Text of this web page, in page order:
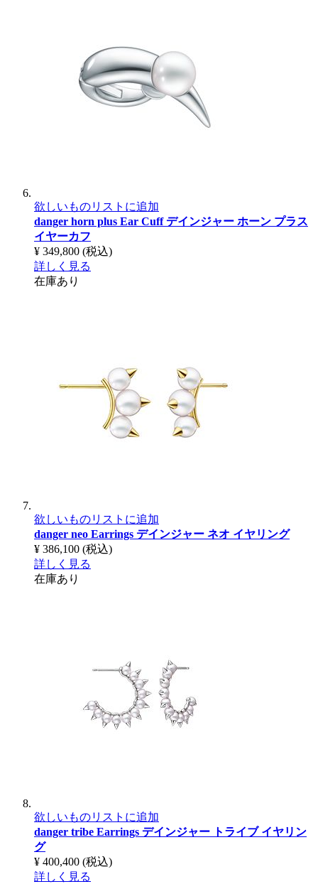
欲しいものリストに追加
danger horn plus Ear Cuffデインジャー ホーン プラス
イヤーカフ
¥ 349,800 (税込)
詳しく見る
在庫あり
欲しいものリストに追加
danger neo Earrings デインジャー ネオ イヤリング
¥ 386,100 (税込)
詳しく見る
在庫あり
欲しいものリストに追加
danger tribe Earrings デインジャー トライブ イヤリン
グ
¥ 400,400 (税込)
詳しく見る